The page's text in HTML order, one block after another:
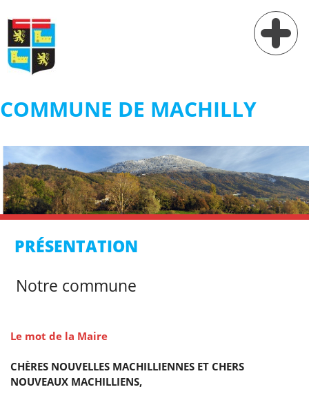
COMMUNE DE MACHILLY
Vie pratique
Services
Village
PRÉSENTATION
Notre commune
Le mot de la Maire
CHÈRES NOUVELLES MACHILLIENNES ET CHERS
NOUVEAUX MACHILLIENS,